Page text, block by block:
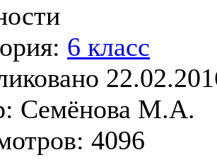
6 класс
Семёнова М.А.
4096